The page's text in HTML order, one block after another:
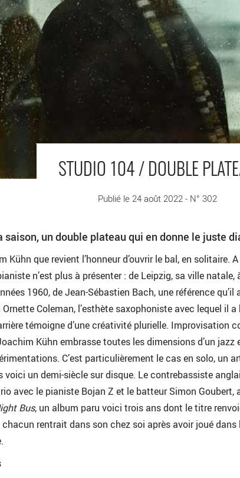
STUDIO 104 / DOUBLE
Publié le 24 août 2022 - N° 302
saison, un double plateau qui en donne le juste
Kühn que revient l’honneur d’ouvrir le bal, en solitaire.
n’est plus à présenter : de Leipzig, sa ville natale,
1960, de Jean-Sébastien Bach, une référence qu’il
Coleman, l’esthète saxophoniste avec lequel il
témoigne d’une créativité plurielle. Improvisation
Kühn embrasse toutes les dimensions d’un jazz
C’est particulièrement le cas en solo, un
voici un demi-siècle sur disque. Le contrebassiste
avec le pianiste Bojan Z et le batteur Simon Goubert,
Bus, un album paru voici trois ans dont le titre
chacun rentrait dans son chez soi après avoir joué dans